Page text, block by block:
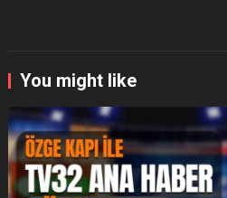
You might like